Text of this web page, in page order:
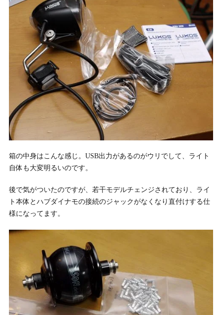
箱の中身はこんな感じ。USB出力があるのがウリでして、ライト
自体も大変明るいのです。
後で気がついたのですが、若干モデルチェンジされており、ライ
ト本体とハブダイナモの接続のジャックがなくなり直付けする仕
様になってます。